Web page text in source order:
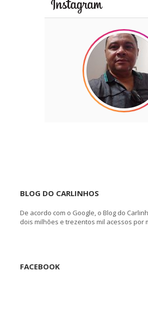
BLOG DO CARLINHOS
De acordo com o Google, o Blog do
dois milhões e trezentos mil acessos por
FACEBOOK